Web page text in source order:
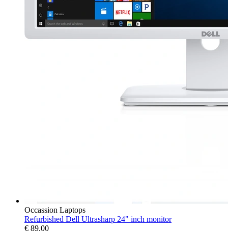
Occassion Laptops
Refurbished Dell Ultrasharp 24" inch monitor
€ 89.00